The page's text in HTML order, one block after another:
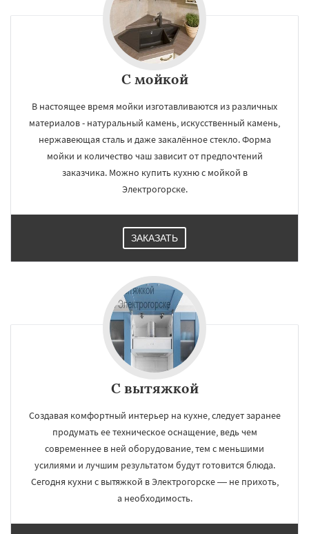
С мойкой
В настоящее время мойки изготавливаются из различных
материалов - натуральный камень, искусственный камень,
нержавеющая сталь и даже закалённое стекло. Форма
мойки и количество чаш зависит от предпочтений
заказчика. Можно купить кухню с мойкой в
Электрогорске.
ЗАКАЗАТЬ
С вытяжкой
Создавая комфортный интерьер на кухне, следует заранее
продумать ее техническое оснащение, ведь чем
современнее в ней оборудование, тем с меньшими
усилиями и лучшим результатом будут готовится блюда.
Сегодня кухни с вытяжкой в Электрогорске — не прихоть,
а необходимость.